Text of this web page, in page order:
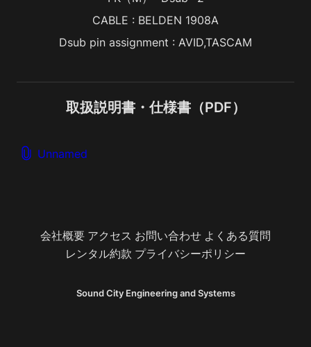
CABLE : BELDEN 1908A
Dsub pin assignment : AVID,TASCAM
取扱説明書・仕様書（PDF）
Unnamed
Sound City Engineering and Systems
会社概要 アクセス お問い合わせ よくある質問
レンタル約款 プライバシーポリシー